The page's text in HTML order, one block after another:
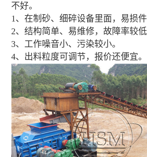
不好。
1、在制砂、细碎设备里面，易损件
2、结构简单、易维修，故障率较低
3、工作噪音小、污染较小。
4、出料粒度可调节，报价还便宜。